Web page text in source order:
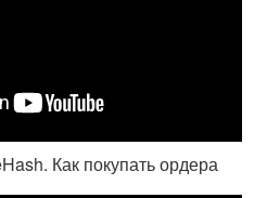
Как покупать ордера